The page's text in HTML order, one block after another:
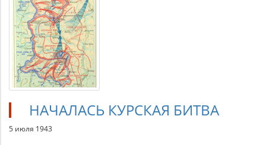
НАЧАЛАСЬ КУРСКАЯ БИТВА
5 июля 1943